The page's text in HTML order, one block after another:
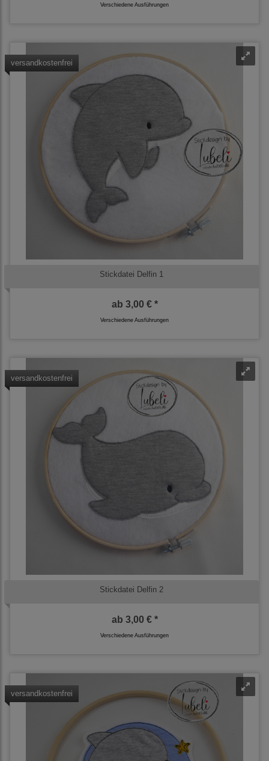
Verschiedene Ausführungen
versandkostenfrei
Stickdatei Delfin 1
ab 3,00 € *
Verschiedene Ausführungen
versandkostenfrei
Stickdatei Delfin 2
ab 3,00 € *
Verschiedene Ausführungen
versandkostenfrei